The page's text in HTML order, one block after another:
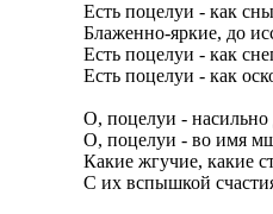
Есть поцелуи - как
Блаженно-яркие, до
Есть поцелуи - как
Есть поцелуи - как
О, поцелуи - насильно
О, поцелуи - во имя
Какие жгучие, какие
С их вспышкой